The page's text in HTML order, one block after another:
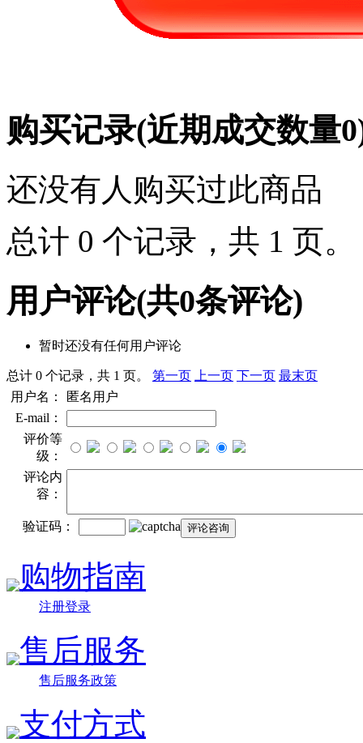
购买记录(近期成交数量0
还没有人购买过此商品
总计 0 个记录，共 1 页。
用户评论(共0条评论)
暂时还没有任何用户评论
总计 0 个记录，共 1 页。 第一页 上一页 下一页 最末页
用户名：
匿名用户
E-mail：
评价等
级：
评论内
容：
验证码：
购物指南
注册登录
售后服务
售后服务政策
支付方式